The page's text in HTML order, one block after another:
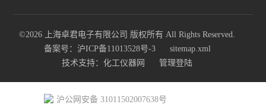
©2026 上海卓君电子有限公司 版权所有 All Rights Reserved.
备案号：沪ICP备11013528号-3
sitemap.xml
技术支持： 化工仪器网 管理登陆
沪公网安备 31011502007638号